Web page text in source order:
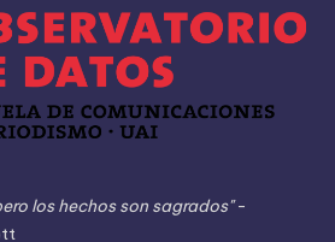
los hechos son sagrados"-